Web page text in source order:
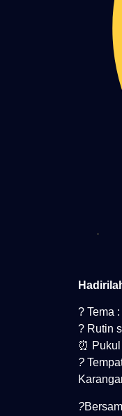
? Tema
? Rutin
⏰
?
?